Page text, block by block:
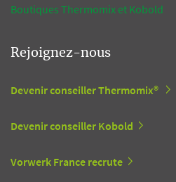
Boutiques Thermomix et Kobold
Rejoignez-nous
Devenir conseiller Thermomix®
Devenir conseiller Kobold
Vorwerk France recrute